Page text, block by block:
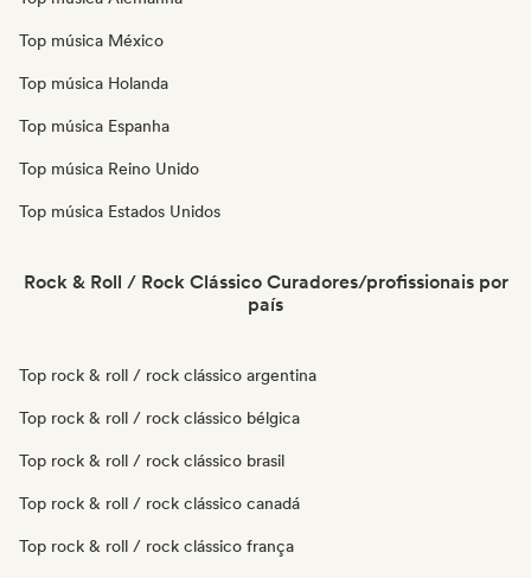
Top música México
Top música Holanda
Top música Espanha
Top música Reino Unido
Top música Estados Unidos
Rock & Roll / Rock Clássico Curadores/profissionais por
país
Top rock & roll / rock clássico argentina
Top rock & roll / rock clássico bélgica
Top rock & roll / rock clássico brasil
Top rock & roll / rock clássico canadá
Top rock & roll / rock clássico frança